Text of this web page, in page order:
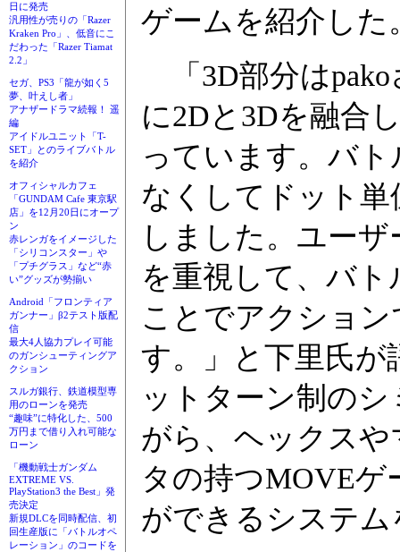
日に発売
汎用性が売りの「Razer
Kraken Pro」、低音にこ
だわった「Razer Tiamat
2.2」
セガ、PS3「龍が如く5
夢、叶えし者」
アナザードラマ続報！ 遥
編
アイドルユニット「T-
SET」とのライブバトル
を紹介
オフィシャルカフェ
「GUNDAM Cafe 東京駅
店」を12月20日にオープ
ン
赤レンガをイメージした
「シリコンスター」や
「プチグラス」など“赤
い”グッズが勢揃い
Android「フロンティア
ガンナー」β2テスト版配
信
最大4人協力プレイ可能
のガンシューティングア
クション
スルガ銀行、鉄道模型専
用のローンを発売
“趣味”に特化した、500
万円まで借り入れ可能な
ローン
「機動戦士ガンダム
EXTREME VS.
PlayStation3 the Best」発
売決定
新規DLCを同時配信、初
回生産版に「バトルオペ
レーション」のコードを
ゲームを紹介した
「3D部分は
に2Dと3Dを融合
っています。バ
なくしてドット
しました。ユー
を重視して、バ
ことでアクショ
す。」と下里氏が
ットターン制の
がら、ヘックス
タの持つMOVE
ができるシステ